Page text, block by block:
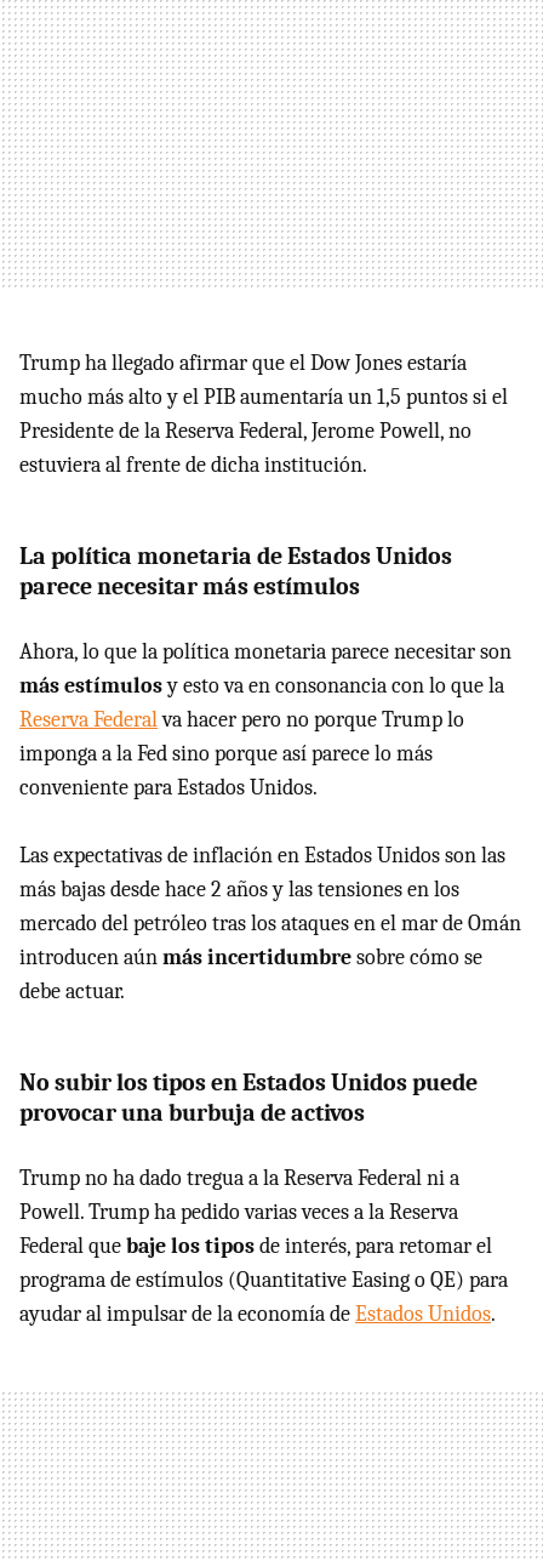
Trump ha llegado afirmar que el Dow Jones estaría
mucho más alto y el PIB aumentaría un 1,5 puntos si el
Presidente de la Reserva Federal, Jerome Powell, no
estuviera al frente de dicha institución.
La política monetaria de Estados Unidos
parece necesitar más estímulos
Ahora, lo que la política monetaria parece necesitar son
más estímulosy esto va en consonancia con lo que la
Reserva Federalva hacer pero no porque Trump lo
imponga a la Fed sino porque así parece lo más
conveniente para Estados Unidos.
Las expectativas de inflación en Estados Unidos son las
más bajas desde hace 2 años y las tensiones en los
mercado del petróleo tras los ataques en el mar de Omán
introducen aúnmás incertidumbresobre cómo se
debe actuar.
No subir los tipos en Estados Unidos puede
provocar una burbuja de activos
Trump no ha dado tregua a la Reserva Federal ni a
Powell. Trump ha pedido varias veces a la Reserva
Federal quebaje los tiposde interés, para retomar el
programa de estímulos (Quantitative Easing o QE) para
ayudar al impulsar de la economía deEstados Unidos.